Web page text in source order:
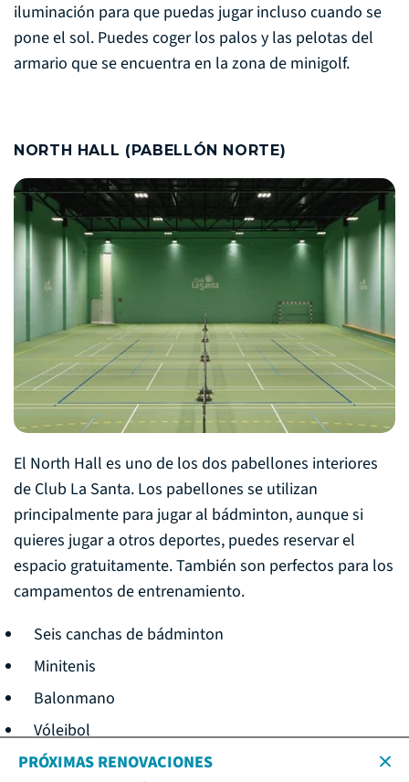
iluminación para que puedas jugar incluso cuando se
pone el sol. Puedes coger los palos y las pelotas del
armario que se encuentra en la zona de minigolf.
NORTH HALL (PABELLÓN NORTE)
El North Hall es uno de los dos pabellones interiores
de Club La Santa. Los pabellones se utilizan
principalmente para jugar al bádminton, aunque si
quieres jugar a otros deportes, puedes reservar el
espacio gratuitamente. También son perfectos para los
campamentos de entrenamiento.
Seis canchas de bádminton
Minitenis
Balonmano
Vóleibol
Floorball
PRÓXIMAS RENOVACIONES